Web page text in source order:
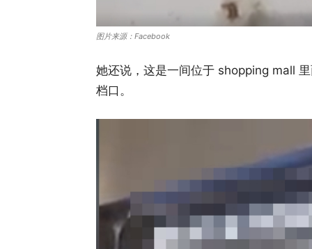
图片来源：Facebook
她还说，这是一间位于 shopping mall
档口。